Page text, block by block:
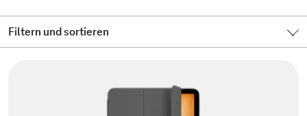
Filtern und sortieren